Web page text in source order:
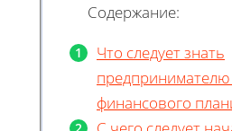
Содержание:
Что следует знать
предпринимателю
финансового